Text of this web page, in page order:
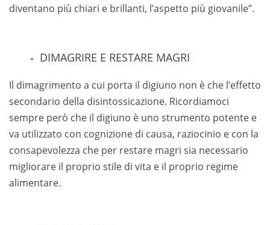
diventano più chiari e brillanti, l’aspetto più giovanile”.
DIMAGRIRE E RESTARE MAGRI
Il dimagrimento a cui porta il digiuno non è che l’effetto
secondario della disintossicazione. Ricordiamoci
sempre però che il digiuno è uno strumento potente e
va utilizzato con cognizione di causa, raziocinio e con la
consapevolezza che per restare magri sia necessario
migliorare il proprio stile di vita e il proprio regime
alimentare.